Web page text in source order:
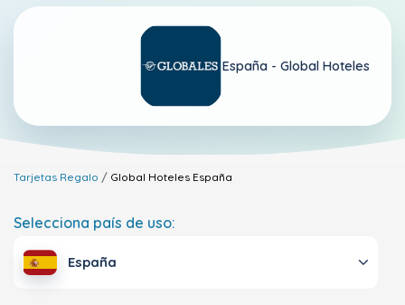
España - Global Hoteles
Tarjetas Regalo Global Hoteles España
Selecciona país de uso:
España